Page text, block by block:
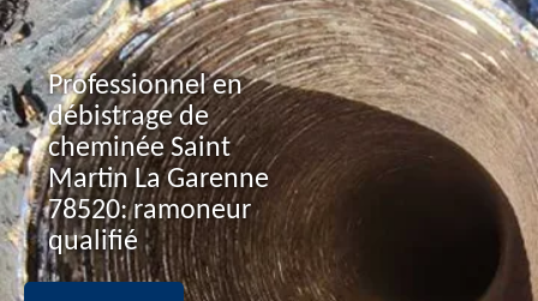
Professionnel en
débistrage de
cheminée Saint
Martin La Garenne
78520: ramoneur
qualifié